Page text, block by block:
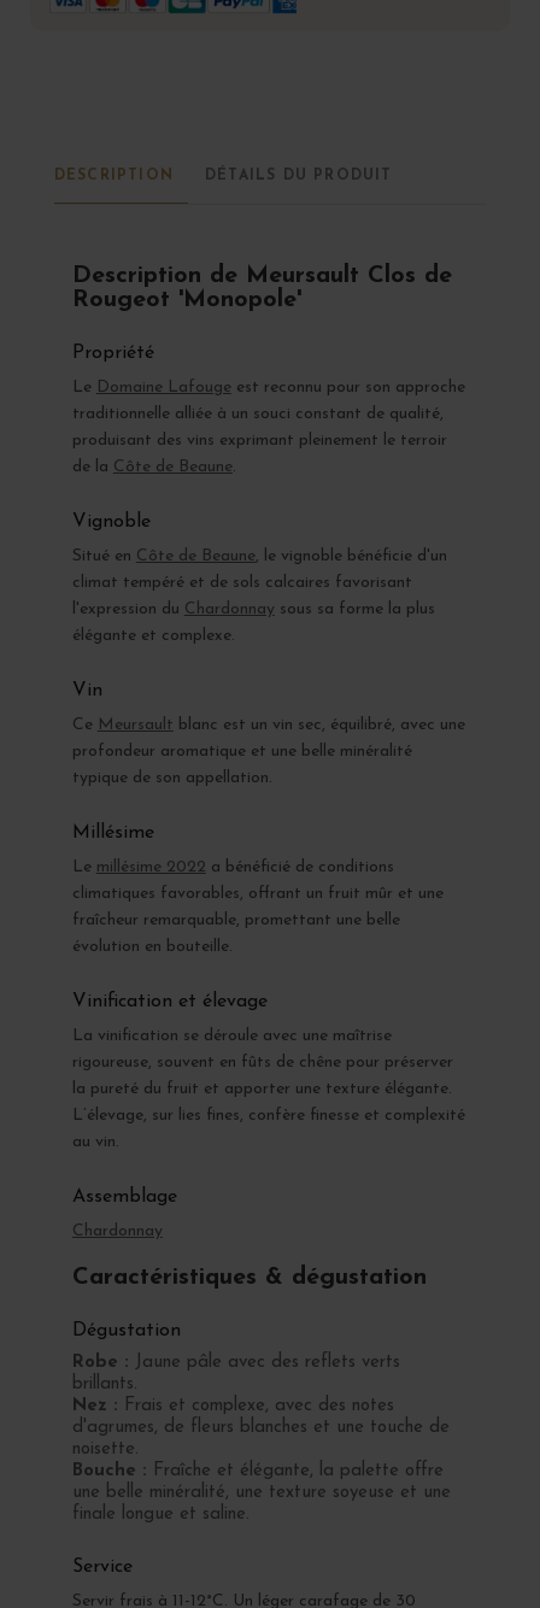
DESCRIPTION DÉTAILS DU PRODUIT
Description de Meursault Clos de
Rougeot 'Monopole'
Propriété
Le Domaine Lafouge est reconnu pour son approche
traditionnelle alliée à un souci constant de qualité,
produisant des vins exprimant pleinement le terroir
de la Côte de Beaune.
Vignoble
Situé en Côte de Beaune, le vignoble bénéficie d'un
climat tempéré et de sols calcaires favorisant
l'expression du Chardonnay sous sa forme la plus
élégante et complexe.
Vin
Ce Meursault blanc est un vin sec, équilibré, avec une
profondeur aromatique et une belle minéralité
typique de son appellation.
Millésime
Le millésime 2022 a bénéficié de conditions
climatiques favorables, offrant un fruit mûr et une
fraîcheur remarquable, promettant une belle
évolution en bouteille.
Vinification et élevage
La vinification se déroule avec une maîtrise
rigoureuse, souvent en fûts de chêne pour préserver
la pureté du fruit et apporter une texture élégante.
L’élevage, sur lies fines, confère finesse et complexité
au vin.
Assemblage
Chardonnay
Caractéristiques & dégustation
Dégustation
Robe : Jaune pâle avec des reflets verts
brillants.
Nez : Frais et complexe, avec des notes
d'agrumes, de fleurs blanches et une touche de
noisette.
Bouche : Fraîche et élégante, la palette offre
une belle minéralité, une texture soyeuse et une
finale longue et saline.
Service
Servir frais à 11-12°C. Un léger carafage de 30